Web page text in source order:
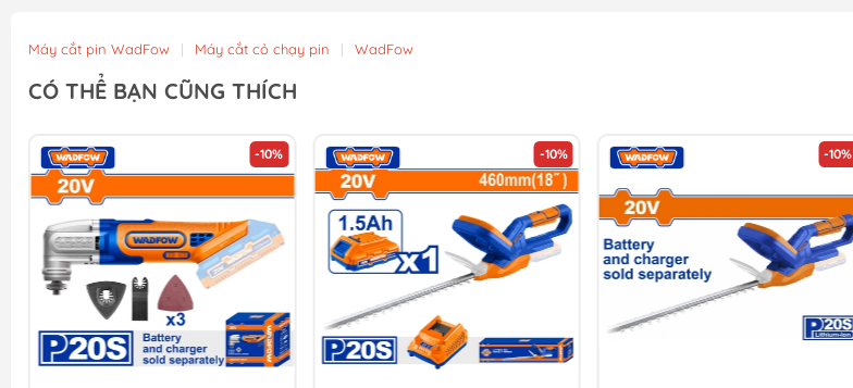
Máy cắt pin WadFow | Máy cắt cỏ chạy pin | WadFow
CÓ THỂ BẠN CŨNG THÍCH
-10% -10% -10%